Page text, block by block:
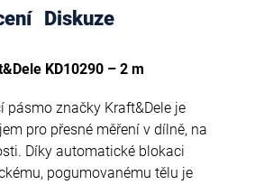
Diskuze
KD10290 – 2 m
pásmo značky Kraft&Dele je
pro přesné měření v dílně, na
Díky automatické blokaci
pogumovanému tělu je